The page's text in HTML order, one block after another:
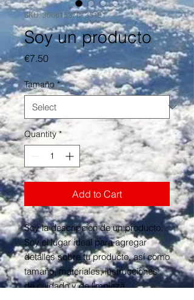
SKU: 366615376135191
Soy un producto
€7.50Price
Tamaño *
Quantity *
Add to Cart
Soy la descripción de un producto.
Soy el lugar ideal para agregar
detalles sobre tu producto, así como
tamaño, materiales, instrucciones
de cuidado y de limpieza.